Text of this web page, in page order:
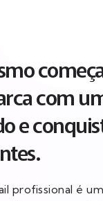
com
e
profissional é